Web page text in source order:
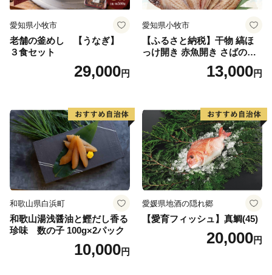
愛知県小牧市
老舗の釜めし 【うなぎ】
３食セット
29,000円
愛知県小牧市
【ふるさと納税】干物 縞ほ
っけ開き 赤魚開き さばの開
き 魚醤干し 3種 セット 詰め
合わせ 魚 おかず 肉厚 おいし
取り寄せグルメ 魚醤 ナンプ
ラー 愛知県 小牧市 冷凍 送料
無料
13,000円
和歌山県白浜町
和歌山湯浅醤油と鰹だし香る
珍味 数の子 100g×2パック
10,000円
愛媛県地酒の隠れ郷
【愛育フィッシュ】真鯛(45)
20,000円